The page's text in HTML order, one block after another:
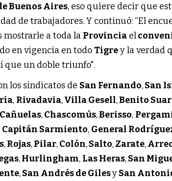
Buenos Aires, eso quiere decir que
de trabajadores. Y continuó: “El
a toda la Provincia el
en vigencia en todo Tigrey la verdad
que un doble triunfo".
los sindicatos de San Fernando,San
, Rivadavia,Villa Gesell,Benito
Cañuelas,Chascomús,Berisso,
Capitán Sarmiento, General
,Rojas,Pilar,Colón,Salto,Zarate,
,Hurlingham, Las Heras,San
,San Andrés de GilesySan